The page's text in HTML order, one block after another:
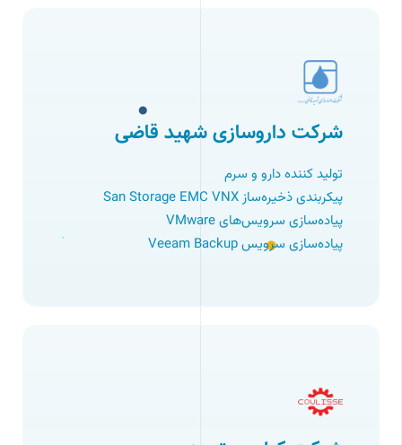
شرکت داروسازی شهید قاضی
تولید کننده دارو و سرم
پیکربندی ذخیره‌ساز San Storage EMC VNX
پیاده‌سازی سرویس‌های VMware
پیاده‌سازی سرویس Veeam Backup